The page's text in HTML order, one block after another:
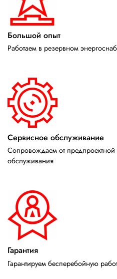
Большой опыт
Работаем в резервном
Сервисное обслуживание
Сопровождаем от предпроектной
обслуживания
Гарантия
Гарантируем бесперебойную